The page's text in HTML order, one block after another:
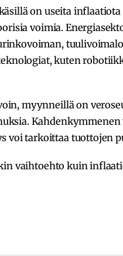
on useita
voimia.
kuten
myynneillä on
voi tarkoittaa tuottojen
vaihtoehto kuin